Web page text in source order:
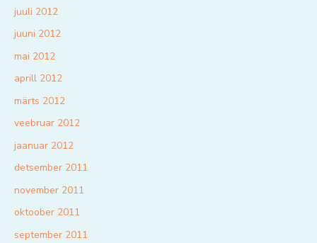
juuli 2012
juuni 2012
mai 2012
aprill 2012
märts 2012
veebruar 2012
jaanuar 2012
detsember 2011
november 2011
oktoober 2011
september 2011